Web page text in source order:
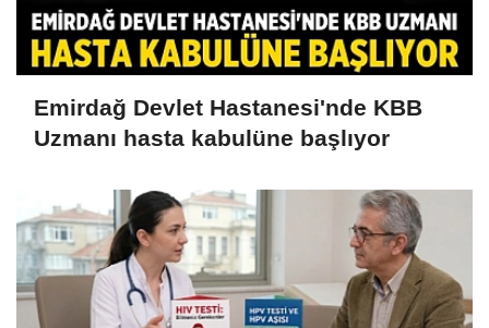
Emirdağ Devlet Hastanesi'nde KBB
Uzmanı hasta kabulüne başlıyor